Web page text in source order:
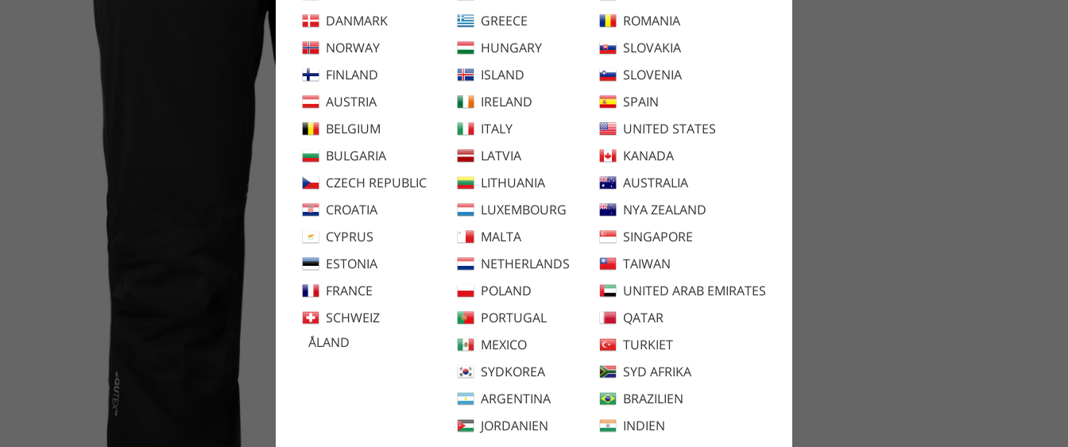
DANMARK
NORWAY
FINLAND
AUSTRIA
BELGIUM
BULGARIA
CZECH REPUBLIC
CROATIA
CYPRUS
ESTONIA
FRANCE
SCHWEIZ
ÅLAND
GREECE
HUNGARY
ISLAND
IRELAND
ITALY
LATVIA
LITHUANIA
LUXEMBOURG
MALTA
NETHERLANDS
POLAND
PORTUGAL
MEXICO
SYDKOREA
ARGENTINA
JORDANIEN
ROMANIA
SLOVAKIA
SLOVENIA
SPAIN
UNITED STATES
KANADA
AUSTRALIA
NYA ZEALAND
SINGAPORE
TAIWAN
UNITED ARAB EMIRATES
QATAR
TURKIET
SYD AFRIKA
BRAZILIEN
INDIEN
Finns även i följande färger: